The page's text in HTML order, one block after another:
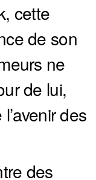
cette
de son
ne
de lui,
des
des